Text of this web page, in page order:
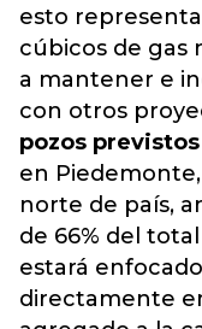
esto
cúbicos de gas
a mantener e
con otros
pozos
en Piedemonte,
norte de país,
de 66% del
estará
directamente